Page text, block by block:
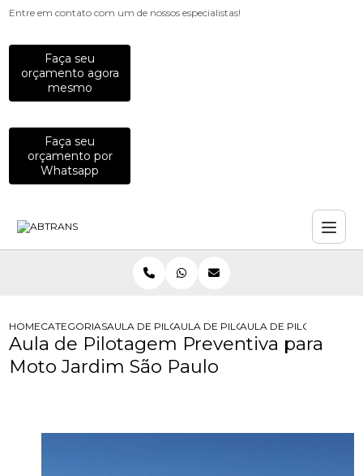
Entre em contato com um de nossos especialistas!
Faça seu
orçamento agora
mesmo
Faça seu
orçamento por
Whatsapp
HOMECATEGORIASAULA DE PILOTAGEMAULA DE PILOTAGEM PREVENTIVA
AULA DE PILOTAGEM
Aula de Pilotagem Preventiva para
Moto Jardim São Paulo